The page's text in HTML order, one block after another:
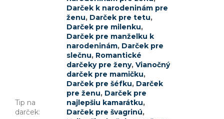
Tip na
darček:
Darček k narodeninám pre
ženu, Darček pre tetu,
Darček pre milenku,
Darček pre manželku k
narodeninám, Darček pre
slečnu, Romantické
darčeky pre ženy, Vianočný
darček pre mamičku,
Darček pre šéfku, Darček
pre ženu, Darček pre
najlepšiu kamarátku,
Darček pre švagrinú,